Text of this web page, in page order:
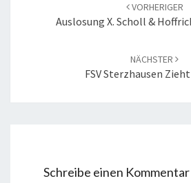
VORHERIGER
Auslosung X. Scholl &
NÄCHSTER
FSV Sterzhausen
Schreibe einen Kommentar